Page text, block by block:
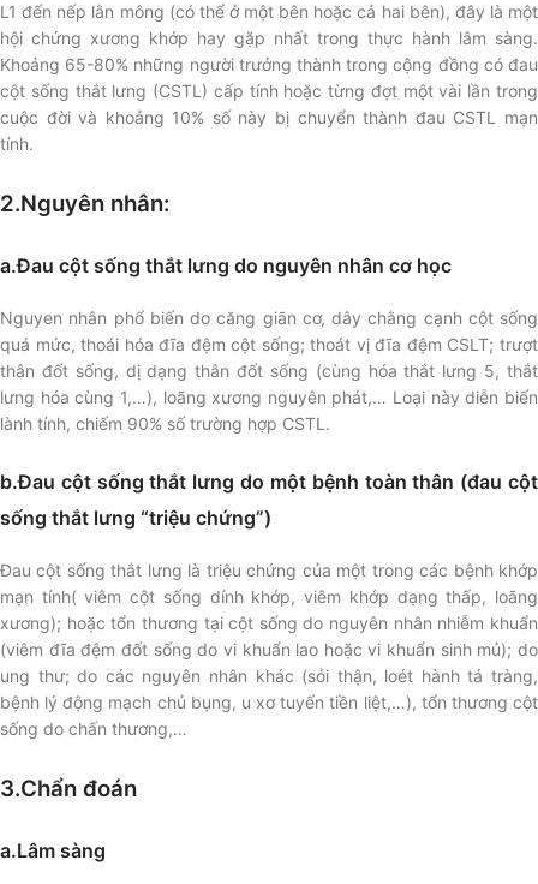
L1 đến nếp lằn mông (có thể ở một bên hoặc cả hai bên), đây là một
hội chứng xương khớp hay gặp nhất trong thực hành lâm sàng.
Khoảng 65-80% những người trưởng thành trong cộng đồng có đau
cột sống thắt lưng (CSTL) cấp tính hoặc từng đợt một vài lần trong
cuộc đời và khoảng 10% số này bị chuyển thành đau CSTL mạn
tính.
2.Nguyên nhân:
a.Đau cột sống thắt lưng do nguyên nhân cơ học
Nguyen nhân phổ biến do căng giãn cơ, dây chằng cạnh cột sống
quá mức, thoái hóa đĩa đệm cột sống; thoát vị đĩa đệm CSLT; trượt
thân đốt sống, dị dạng thân đốt sống (cùng hóa thắt lưng 5, thắt
lưng hóa cùng 1,…), loãng xương nguyên phát,… Loại này diễn biến
lành tính, chiếm 90% số trường hợp CSTL.
b.Đau cột sống thắt lưng do một bệnh toàn thân (đau cột
sống thắt lưng “triệu chứng”)
Đau cột sống thắt lưng là triệu chứng của một trong các bệnh khớp
mạn tính( viêm cột sống dính khớp, viêm khớp dạng thấp, loãng
xương); hoặc tổn thương tại cột sống do nguyên nhân nhiễm khuẩn
(viêm đĩa đệm đốt sống do vi khuẩn lao hoặc vi khuẩn sinh mủ); do
ung thư; do các nguyên nhân khác (sỏi thận, loét hành tá tràng,
bệnh lý động mạch chủ bụng, u xơ tuyến tiền liệt,…), tổn thương cột
sống do chấn thương,…
3.Chẩn đoán
a.Lâm sàng